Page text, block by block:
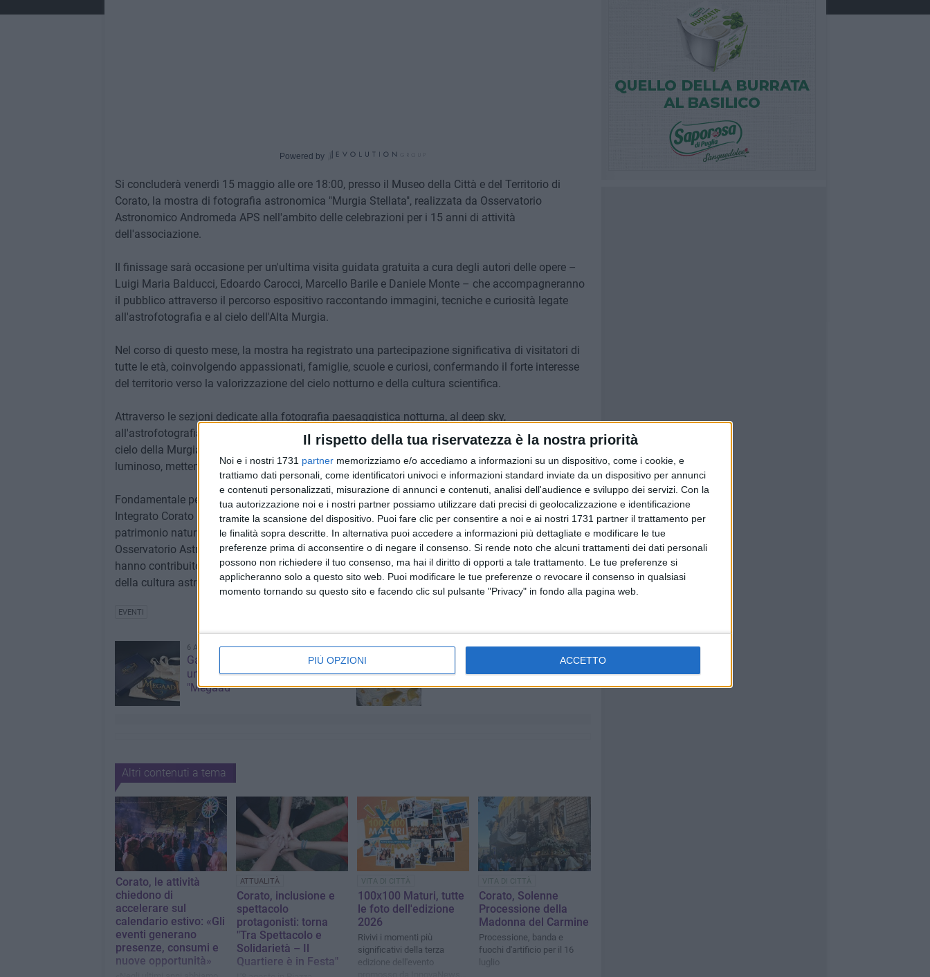
Il rispetto della tua riservatezza è la nostra priorità
Noi e i nostri 1731 partner memorizziamo e/o accediamo a informazioni su un dispositivo, come i cookie, e
trattiamo dati personali, come identificatori univoci e informazioni standard inviate da un dispositivo per annunci
e contenuti personalizzati, misurazione di annunci e contenuti, analisi dell'audience e sviluppo dei servizi. Con la
tua autorizzazione noi e i nostri partner possiamo utilizzare dati precisi di geolocalizzazione e identificazione
tramite la scansione del dispositivo. Puoi fare clic per consentire a noi e ai nostri 1731 partner il trattamento per
le finalità sopra descritte. In alternativa puoi accedere a informazioni più dettagliate e modificare le tue
preferenze prima di acconsentire o di negare il consenso. Si rende noto che alcuni trattamenti dei dati personali
possono non richiedere il tuo consenso, ma hai il diritto di opporti a tale trattamento. Le tue preferenze si
applicheranno solo a questo sito web. Puoi modificare le tue preferenze o revocare il consenso in qualsiasi
momento tornando su questo sito e facendo clic sul pulsante "Privacy" in fondo alla pagina web.
PIÙ OPZIONI ACCETTO
Powered by
Si concluderà venerdì 15 maggio alle ore 18:00, presso il Museo della Città e del Territorio di
Corato, la mostra di fotografia astronomica "Murgia Stellata", realizzata da Osservatorio
Astronomico Andromeda APS nell'ambito delle celebrazioni per i 15 anni di attività
dell'associazione.
Il finissage sarà occasione per un'ultima visita guidata gratuita a cura degli autori delle opere –
Luigi Maria Balducci, Edoardo Carocci, Marcello Barile e Daniele Monte – che accompagneranno
il pubblico attraverso il percorso espositivo raccontando immagini, tecniche e curiosità legate
all'astrofotografia e al cielo dell'Alta Murgia.
Nel corso di questo mese, la mostra ha registrato una partecipazione significativa di visitatori di
tutte le età, coinvolgendo appassionati, famiglie, scuole e curiosi, confermando il forte interesse
del territorio verso la valorizzazione del cielo notturno e della cultura scientifica.
Attraverso le sezioni dedicate alla fotografia paesaggistica notturna, al deep sky,
all'astrofotografia planetaria e all'astrocoding, "Murgia Stellata" ha raccontato le potenzialità del
cielo della Murgia e l'importanza della sua tutela rispetto al fenomeno dell'inquinamento
luminoso, mettendo in dialogo astronomia, paesaggio e patrimonio culturale locale.
Fondamentale per la riuscita dell'iniziativa è stata la collaborazione con il Sistema Museale
Integrato Corato – SMICO, che ha reso possibile un percorso condiviso di promozione del
patrimonio naturale, storico e culturale della città attraverso linguaggi innovativi e accessibili.
Osservatorio Astronomico Andromeda APS ringrazia tutti i visitatori, i partner e le realtà che
hanno contribuito alla realizzazione della mostra, rinnovando il proprio impegno nella diffusione
della cultura astronomica e nella valorizzazione del territorio.
EVENTI
6 AGOSTO 2026
Gaetano Mongelli, sei anni per
un sogno: nasce a Corato
"Megaad"
6 AGOSTO 2026
Gelato di San Domenico: il gusto
che racconta una leggenda
Altri contenuti a tema
Corato, le attività
chiedono di
accelerare sul
calendario estivo: «Gli
eventi generano
presenze, consumi e
nuove opportunità»
ATTUALITÀ
Corato, inclusione e
spettacolo
protagonisti: torna
"Tra Spettacolo e
Solidarietà – Il
Quartiere è in Festa"
VITA DI CITTÀ
100x100 Maturi, tutte
le foto dell'edizione
2026
Rivivi i momenti più
significativi della terza
edizione dell'evento
VITA DI CITTÀ
Corato, Solenne
Processione della
Madonna del Carmine
Processione, banda e
fuochi d'artificio per il 16
luglio